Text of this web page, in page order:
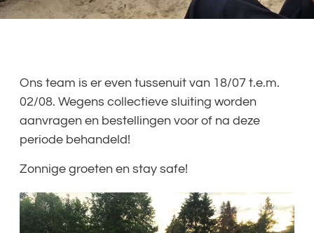
Ons team is er even tussenuit van 18/07 t.e.m.
02/08. Wegens collectieve sluiting worden
aanvragen en bestellingen voor of na deze
periode behandeld!
Zonnige groeten en stay safe!